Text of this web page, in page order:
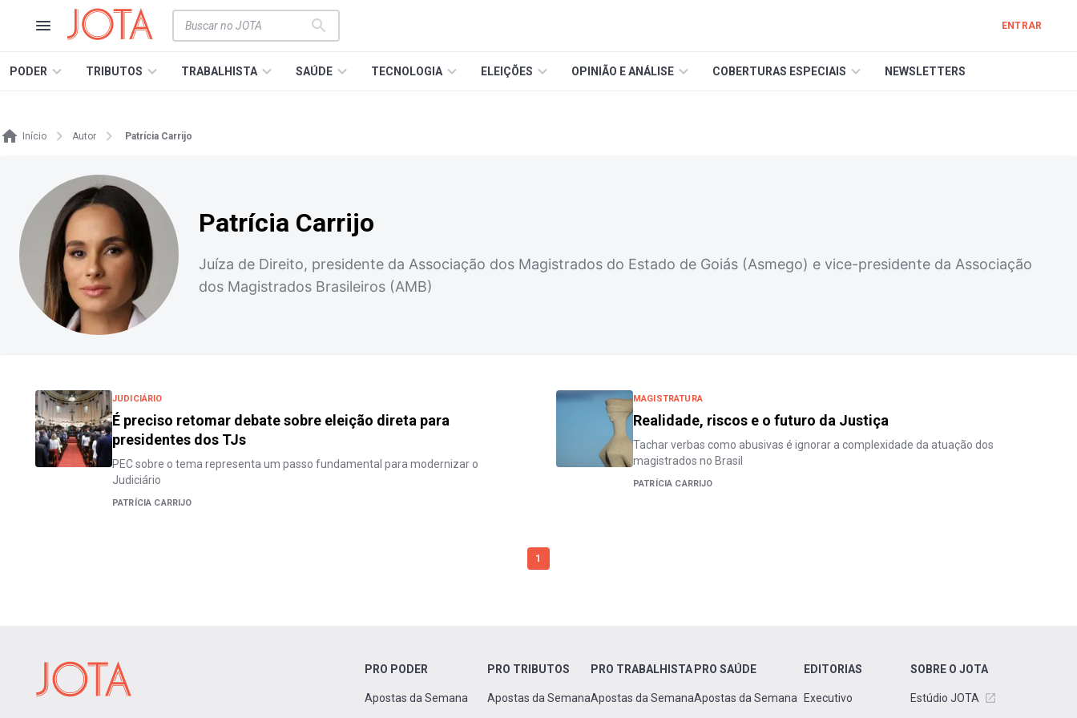
ENTRAR
PODER TRIBUTOS TRABALHISTA SAÚDE TECNOLOGIA ELEIÇÕES OPINIÃO E ANÁLISE COBERTURAS ESPECIAIS NEWSLETTERS
Início Autor Patrícia Carrijo
Patrícia Carrijo
Juíza de Direito, presidente da Associação dos Magistrados do Estado de Goiás (Asmego) e vice-presidente da Associação
dos Magistrados Brasileiros (AMB)
JUDICIÁRIO
É preciso retomar debate sobre eleição direta para
presidentes dos TJs
PEC sobre o tema representa um passo fundamental para modernizar o
Judiciário
PATRÍCIA CARRIJO
MAGISTRATURA
Realidade, riscos e o futuro da Justiça
Tachar verbas como abusivas é ignorar a complexidade da atuação dos
magistrados no Brasil
PATRÍCIA CARRIJO
1
PRO PODER
Apostas da Semana
PRO TRIBUTOS
Apostas da Semana
PRO TRABALHISTA
Apostas da Semana
PRO SAÚDE
Apostas da Semana
EDITORIAS
Executivo
SOBRE O JOTA
Estúdio JOTA